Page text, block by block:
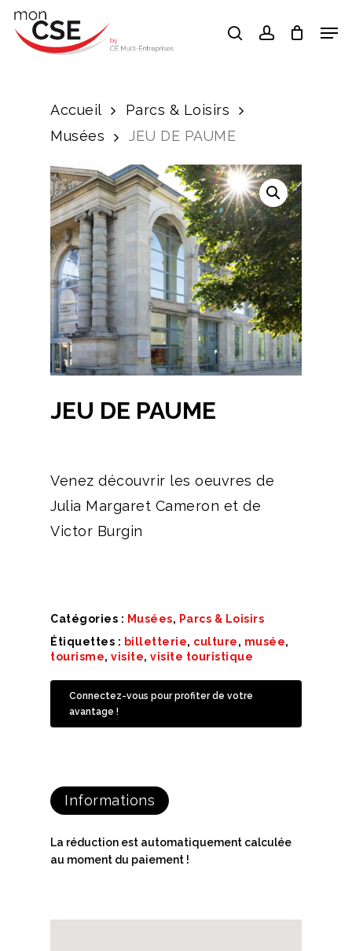
Skip
searchaccount
Accueil
Parcs & Loisirs
Musées
JEU DE PAUME
JEU DE PAUME
Venez découvrir les oeuvres de
Julia Margaret Cameron et de
Victor Burgin
Catégories : Musées, Parcs & Loisirs
Étiquettes : billetterie, culture, musée,
tourisme, visite, visite touristique
Connectez-vous pour profiter de votre
avantage !
Informations
La réduction est automatiquement calculée
au moment du paiement !